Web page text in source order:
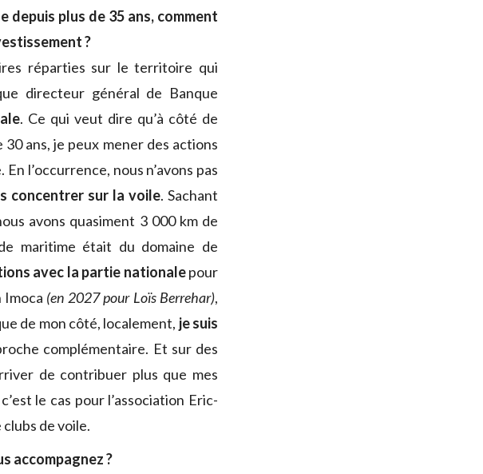
depuis plus de 35 ans, comment
?
réparties sur le territoire qui
directeur général de Banque
. Ce qui veut dire qu’à côté de
ans, je peux mener des actions
l’occurrence, nous n’avons pas
concentrer sur la voile. Sachant
avons quasiment 3 000 km de
maritime était du domaine de
avec la partie nationalepour
Imoca (en 2027 pour Loïs Berrehar),
de mon côté, localement, je suis
complémentaire. Et sur des
de contribuer plus que mes
le cas pour l’association Eric-
de voile.
accompagnez ?